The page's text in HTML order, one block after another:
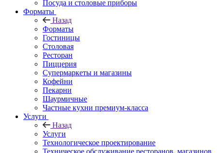
Посуда и столовые приборы
Форматы
Назад
Форматы
Гостиницы
Столовая
Ресторан
Пиццерия
Супермаркеты и магазины
Кофейни
Пекарни
Шаурмичные
Частные кухни премиум-класса
Услуги
Назад
Услуги
Технологическое проектирование
Техническое обслуживание ресторанов, магазинов